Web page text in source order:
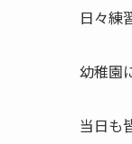
日々練
幼稚園
当日も